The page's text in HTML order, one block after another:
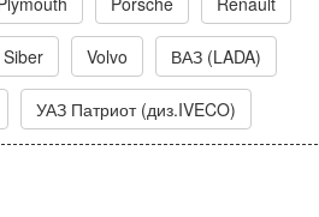
Volvo ВАЗ (LADA)
УАЗ Патриот (диз.IVECO)